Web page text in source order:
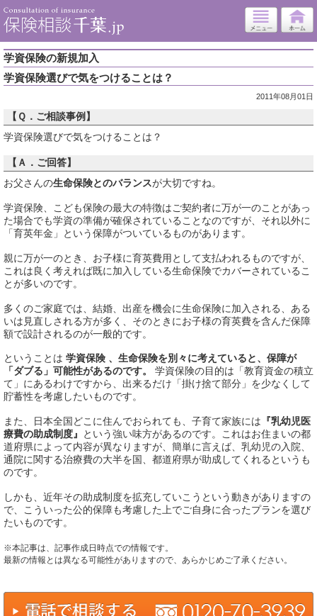
学資保険の新規加入
学資保険選びで気をつけることは？
2011年08月01日
【Ｑ．ご相談事例】
学資保険選びで気をつけることは？
【Ａ．ご回答】
お父さんの生命保険とのバランスが大切ですね。
学資保険、こども保険の最大の特徴はご契約者に万が一のことがあっ
た場合でも学資の準備が確保されていることなのですが、それ以外に
「育英年金」という保障がついているものがあります。
親に万が一のとき、お子様に育英費用として支払われるものですが、
これは良く考えれば既に加入している生命保険でカバーされているこ
とが多いのです。
多くのご家庭では、結婚、出産を機会に生命保険に加入される、ある
いは見直しされる方が多く、そのときにお子様の育英費を含んだ保障
額で設計されるのが一般的です。
ということは 学資保険 、生命保険を別々に考えていると、保障が
「ダブる」可能性があるのです。
学資保険の目的は「教育資金の積立
て」にあるわけですから、出来るだけ「掛け捨て部分」を少なくして
貯蓄性を考慮したいものです。
また、日本全国どこに住んでおられても、子育て家族には 『乳幼児医
療費の助成制度』
という強い味方があるのです。これはお住まいの都
道府県によって内容が異なりますが、簡単に言えば、乳幼児の入院、
通院に関する治療費の大半を国、都道府県が助成してくれるというも
のです。
しかも、近年その助成制度を拡充していこうという動きがありますの
で、こういった公的保障も考慮した上でご自身に合ったプランを選び
たいものです。
※本記事は、記事作成日時点での情報です。
最新の情報とは異なる可能性がありますので、あらかじめご了承ください。